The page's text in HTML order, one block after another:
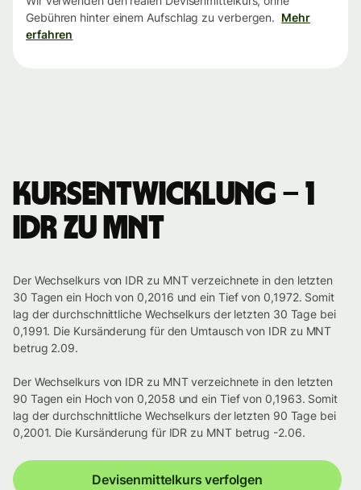
Gebühren hinter einem Aufschlag zu verbergen. Mehr
erfahren
Kursentwicklung – 1
IDR zu MNT
Der Wechselkurs von IDR zu MNT verzeichnete in den letzten
30 Tagen ein Hoch von 0,2016 und ein Tief von 0,1972. Somit
lag der durchschnittliche Wechselkurs der letzten 30 Tage bei
0,1991. Die Kursänderung für den Umtausch von IDR zu MNT
betrug 2.09.
Der Wechselkurs von IDR zu MNT verzeichnete in den letzten
90 Tagen ein Hoch von 0,2058 und ein Tief von 0,1963. Somit
lag der durchschnittliche Wechselkurs der letzten 90 Tage bei
0,2001. Die Kursänderung für IDR zu MNT betrug -2.06.
Devisenmittelkurs verfolgen